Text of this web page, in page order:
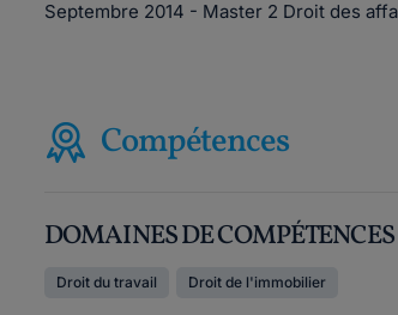
Septembre 2014 - Master 2 Droit des
Compétences
DOMAINES DE COMPÉTENCES
Droit du travail Droit de l'immobilier